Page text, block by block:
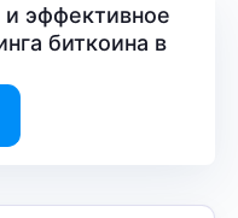
и эффективное
биткоина в